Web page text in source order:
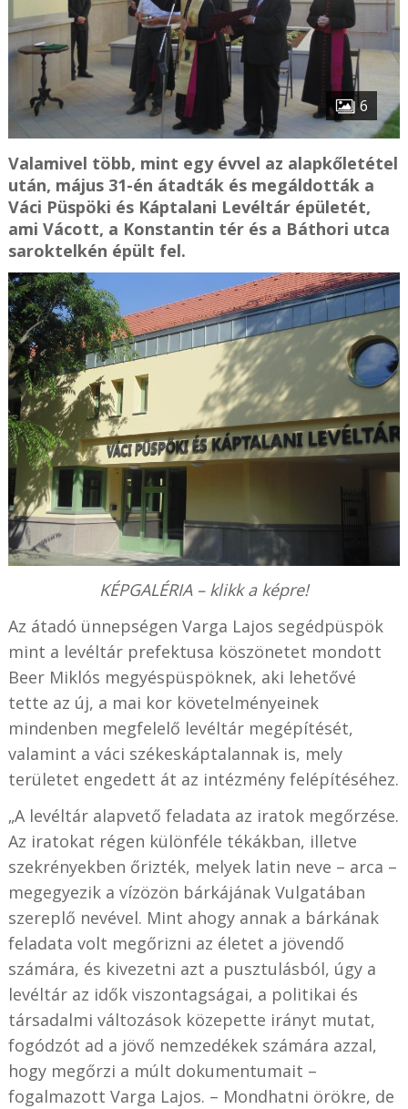
6
Valamivel több, mint egy évvel az alapkőletétel
után, május 31-én átadták és megáldották a
Váci Püspöki és Káptalani Levéltár épületét,
ami Vácott, a Konstantin tér és a Báthori utca
saroktelkén épült fel.
KÉPGALÉRIA – klikk a képre!
Az átadó ünnepségen Varga Lajos segédpüspök
mint a levéltár prefektusa köszönetet mondott
Beer Miklós megyéspüspöknek, aki lehetővé
tette az új, a mai kor követelményeinek
mindenben megfelelő levéltár megépítését,
valamint a váci székeskáptalannak is, mely
területet engedett át az intézmény felépítéséhez.
„A levéltár alapvető feladata az iratok megőrzése.
Az iratokat régen különféle tékákban, illetve
szekrényekben őrizték, melyek latin neve – arca –
megegyezik a vízözön bárkájának Vulgatában
szereplő nevével. Mint ahogy annak a bárkának
feladata volt megőrizni az életet a jövendő
számára, és kivezetni azt a pusztulásból, úgy a
levéltár az idők viszontagságai, a politikai és
társadalmi változások közepette irányt mutat,
fogódzót ad a jövő nemzedékek számára azzal,
hogy megőrzi a múlt dokumentumait –
fogalmazott Varga Lajos. – Mondhatni örökre, de